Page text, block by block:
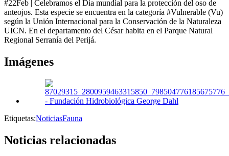
#22Feb | Celebramos el Día mundial para la protección del oso de
anteojos. Esta especie se encuentra en la categoría #Vulnerable (Vu)
según la Unión Internacional para la Conservación de la Naturaleza
UICN. En el departamento del César habita en el Parque Natural
Regional Serranía del Perijá.
Imágenes
Etiquetas:NoticiasFauna
Noticias relacionadas